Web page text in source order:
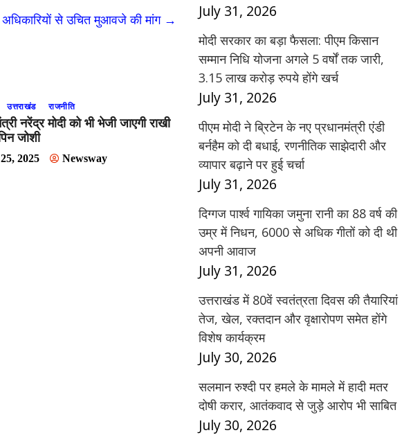
अधिकारियों से उचित मुआवजे की मांग →
उत्तराखंड राजनीति
नरेंद्र मोदी को भी भेजी जाएगी राखी
जोशी
2025 Newsway
July 31, 2026
मोदी सरकार का बड़ा फैसला: पीएम किसान
सम्मान निधि योजना अगले 5 वर्षों तक जारी,
3.15 लाख करोड़ रुपये होंगे खर्च
July 31, 2026
पीएम मोदी ने ब्रिटेन के नए प्रधानमंत्री एंडी
बर्नहैम को दी बधाई, रणनीतिक साझेदारी और
व्यापार बढ़ाने पर हुई चर्चा
July 31, 2026
दिग्गज पार्श्व गायिका जमुना रानी का 88 वर्ष की
उम्र में निधन, 6000 से अधिक गीतों को दी थी
अपनी आवाज
July 31, 2026
उत्तराखंड में 80वें स्वतंत्रता दिवस की तैयारियां
तेज, खेल, रक्तदान और वृक्षारोपण समेत होंगे
विशेष कार्यक्रम
July 30, 2026
सलमान रुश्दी पर हमले के मामले में हादी मतर
दोषी करार, आतंकवाद से जुड़े आरोप भी साबित
July 30, 2026